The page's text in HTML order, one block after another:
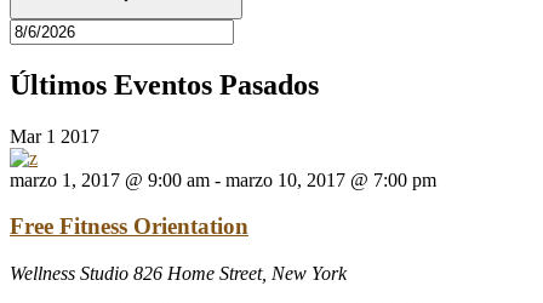
Últimos Eventos Pasados
Mar 1 2017
marzo 1, 2017 @ 9:00 am - marzo 10, 2017 @ 7:00 pm
Free Fitness Orientation
Wellness Studio 826 Home Street, New York